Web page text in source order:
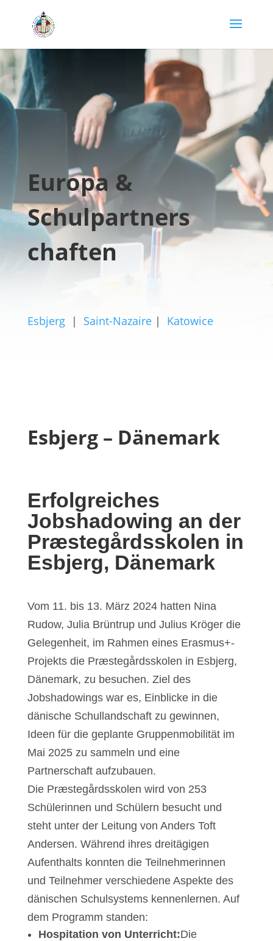
Europa &
Schulpartners
chaften
Esbjerg| Saint-Nazaire| Katowice
Esbjerg – Dänemark
Erfolgreiches
Jobshadowing an der
Præstegårdsskolen in
Esbjerg, Dänemark
Vom 11. bis 13. März 2024 hatten Nina
Rudow, Julia Brüntrup und Julius Kröger die
Gelegenheit, im Rahmen eines Erasmus+-
Projekts die Præstegårdsskolen in Esbjerg,
Dänemark, zu besuchen. Ziel des
Jobshadowings war es, Einblicke in die
dänische Schullandschaft zu gewinnen,
Ideen für die geplante Gruppenmobilität im
Mai 2025 zu sammeln und eine
Partnerschaft aufzubauen.
Die Præstegårdsskolen wird von 253
Schülerinnen und Schülern besucht und
steht unter der Leitung von Anders Toft
Andersen. Während ihres dreitägigen
Aufenthalts konnten die Teilnehmerinnen
und Teilnehmer verschiedene Aspekte des
dänischen Schulsystems kennenlernen. Auf
dem Programm standen:
Hospitation von Unterricht:Die